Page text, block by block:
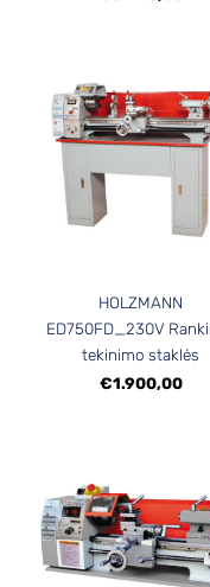
HOLZMANN
ED750FD_230V
tekinimo staklės
€1.900,00